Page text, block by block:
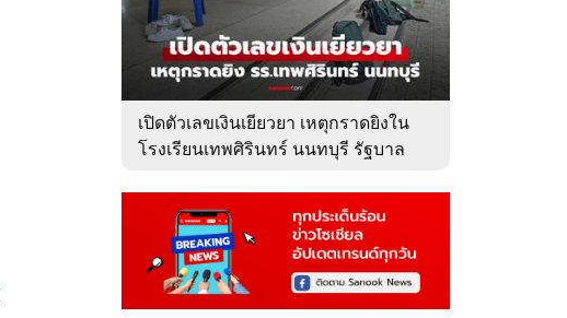
เปิดตัวเลขเงินเยียวยา เหตุกราดยิงใน
โรงเรียนเทพศิรินทร์ นนทบุรี รัฐบาล